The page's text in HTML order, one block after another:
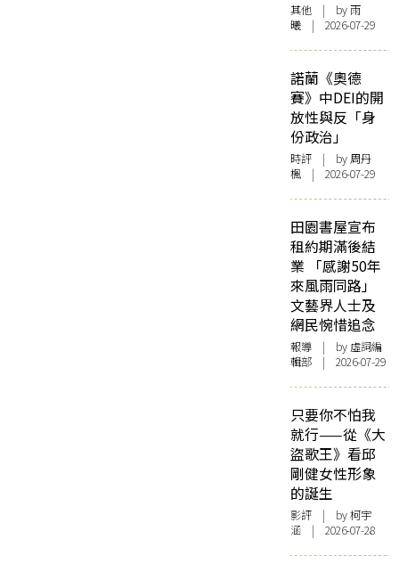
其他 | by 雨
曦 | 2026-07-29
諾蘭《奧德
賽》中DEI的開
放性與反「身
份政治」
時評 | by周丹
楓 | 2026-07-29
田園書屋宣布
租約期滿後結
業 「感謝50年
來風雨同路」
文藝界人士及
網民惋惜追念
報導 | by 虛詞編
輯部 | 2026-07-29
只要你不怕我
就行——從《大
盜歌王》看邱
剛健女性形象
的誕生
影評 | by 柯宇
涵 | 2026-07-28